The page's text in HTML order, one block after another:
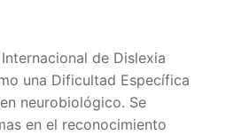
de Dislexia
una Dificultad Específica
neurobiológico. Se
en el reconocimiento